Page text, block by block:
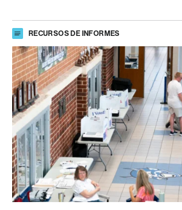
RECURSOS DE INFORMES